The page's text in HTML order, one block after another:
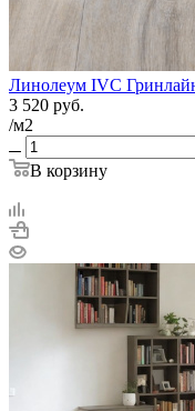
Линолеум IVC
3 520 руб.
/м2
В корзину